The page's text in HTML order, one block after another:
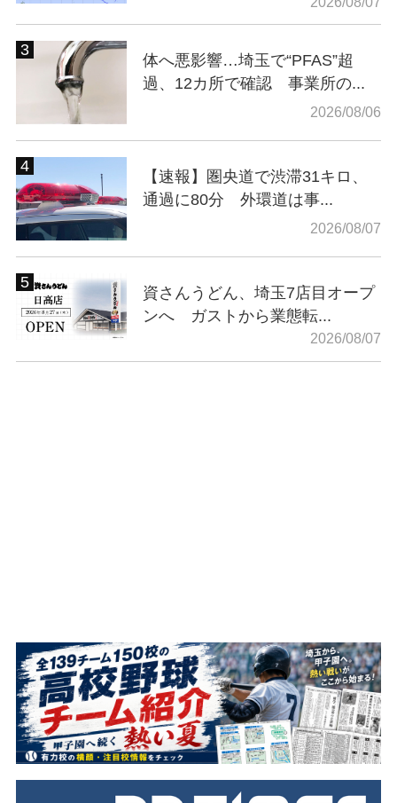
体へ悪影響…埼玉で“PFAS”超
過、12カ所で確認 事業所の...
2026/08/06
【速報】圏央道で渋滞31キロ、
通過に80分 外環道は事...
2026/08/07
資さんうどん、埼玉7店目オープ
ンへ ガストから業態転...
2026/08/07